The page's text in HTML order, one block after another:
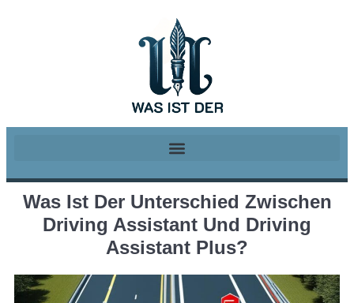
Was Ist Der Unterschied Zwischen
Driving Assistant Und Driving
Assistant Plus?